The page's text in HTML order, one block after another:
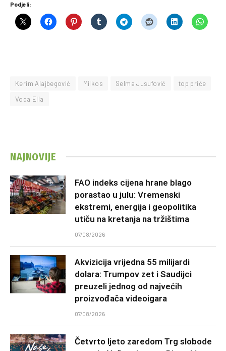
Podjeli:
Kerim Alajbegović Milkos Selma Jusufović
top priče
Voda Ella
NAJNOVIJE
FAO indeks cijena hrane blago
porastao u julu: Vremenski
ekstremi, energija i geopolitika
utiču na kretanja na tržištima
07/08/2026
Akvizicija vrijedna 55 milijardi
dolara: Trumpov zet i Saudijci
preuzeli jednog od najvećih
proizvođača videoigara
07/08/2026
Četvrto ljeto zaredom Trg slobode